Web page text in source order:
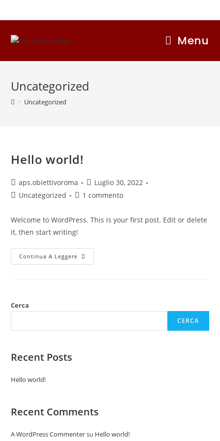
al
Menu
Uncategorized
> Uncategorized
Hello world!
Autore
dell'articolo:
aps.obiettivoroma
Articolo
pubblicato:
Luglio 30, 2022
Categoria
Uncategorized
Commenti
1 commento
Welcome to WordPress. This is your first post. Edit or delete
it, then start writing!
Continua A Leggere Hello
World!
Cerca
CERCA
Recent Posts
Hello world!
Recent Comments
A WordPress Commentersu Hello world!